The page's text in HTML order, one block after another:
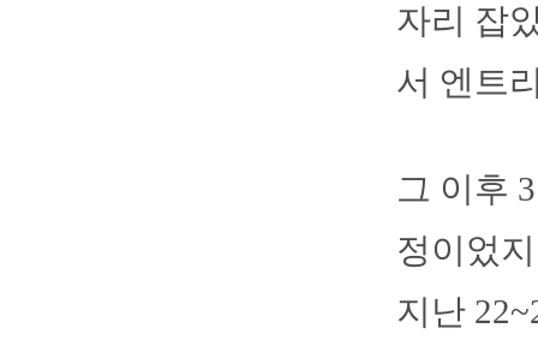
자리 잡
서 엔트
그 이후
정이었
지난